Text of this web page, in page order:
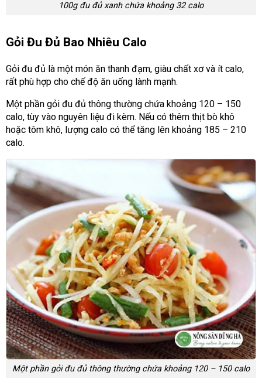
100g đu đủ xanh chứa khoảng 32 calo
Gỏi Đu Đủ Bao Nhiêu Calo
Gỏi đu đủ là một món ăn thanh đạm, giàu chất xơ và ít calo,
rất phù hợp cho chế độ ăn uống lành mạnh.
Một phần gỏi đu đủ thông thường chứa khoảng 120 – 150
calo, tùy vào nguyên liệu đi kèm. Nếu có thêm thịt bò khô
hoặc tôm khô, lượng calo có thể tăng lên khoảng 185 – 210
calo.
Một phần gỏi đu đủ thông thường chứa khoảng 120 – 150 calo